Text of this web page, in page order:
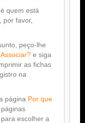
quem está
por favor,
peço-lhe
e siga
as fichas
na
página Por que
para escolher a